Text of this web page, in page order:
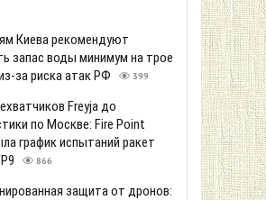
Киева рекомендуют
запас воды минимум на трое
за риска атак РФ
399
Freyja до
по Москве: Fire Point
график испытаний ракет
866
защита от дронов: